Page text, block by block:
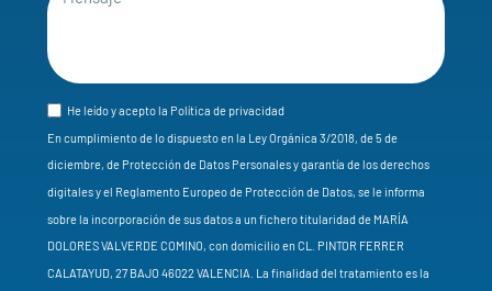
He leído y acepto la Política de privacidad
En cumplimiento de lo dispuesto en la Ley Orgánica 3/2018, de 5 de
diciembre, de Protección de Datos Personales y garantía de los derechos
digitales y el Reglamento Europeo de Protección de Datos, se le informa
sobre la incorporación de sus datos a un fichero titularidad de MARÍA
DOLORES VALVERDE COMINO, con domicilio en CL. PINTOR FERRER
CALATAYUD, 27 BAJO 46022 VALENCIA. La finalidad del tratamiento es la